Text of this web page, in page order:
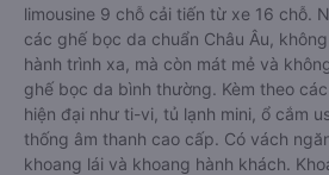
limousine 9 chỗ cải tiến từ xe 16 chỗ.
các ghế bọc da chuẩn Châu Âu,
hành trình xa, mà còn mát mẻ và
ghế bọc da bình thường. Kèm theo
hiện đại như ti-vi, tủ lạnh mini, ổ cắm
thống âm thanh cao cấp. Có vách
khoang lái và khoang hành khách.